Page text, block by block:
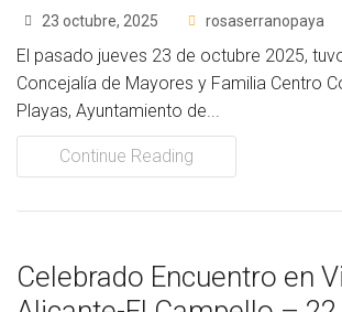
23 octubre, 2025 rosaserranopaya
El pasado jueves 23 de octubre 2025,
Concejalía de Mayores y Familia Centro
Playas, Ayuntamiento de...
Continue Reading
Celebrado Encuentro en